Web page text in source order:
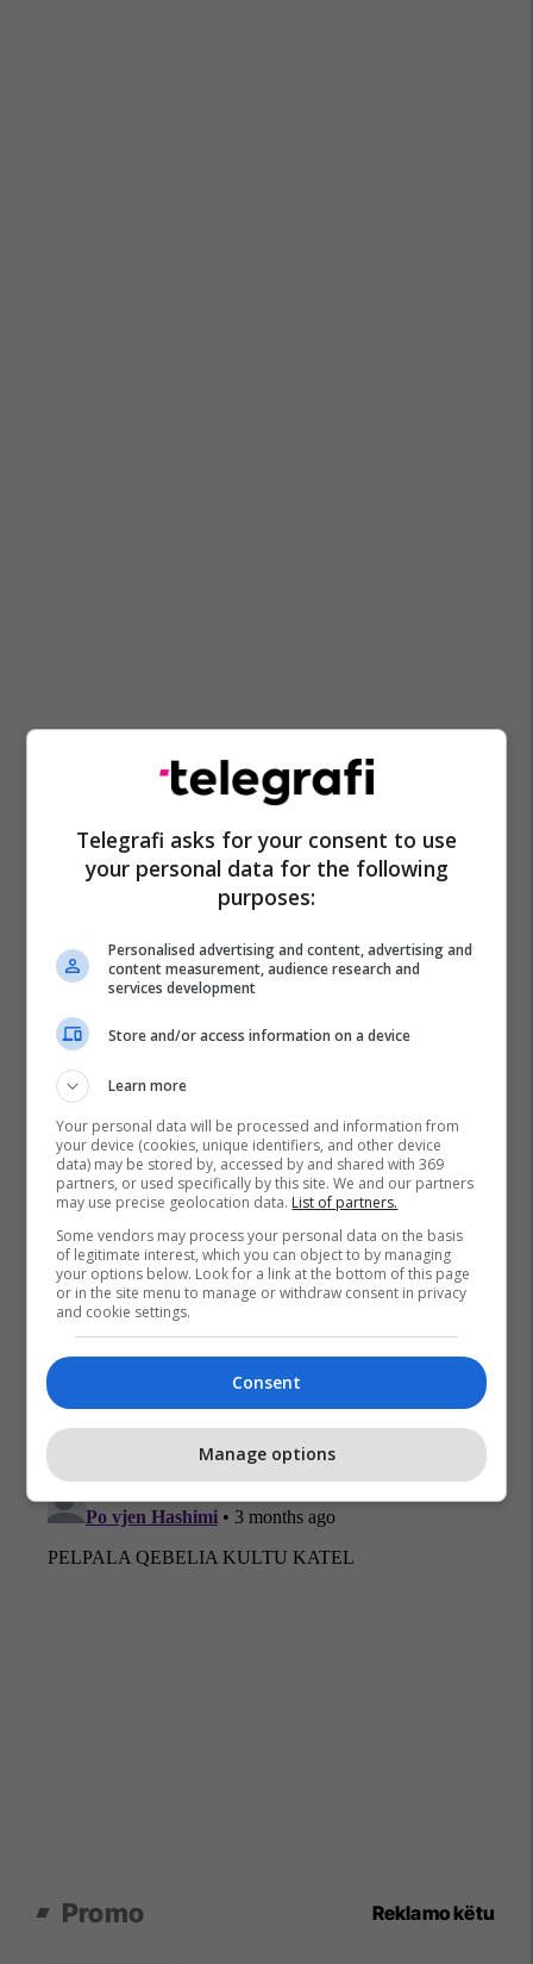
Çmimet E Naftës
Promo Reklamo këtu
Telegrafi asks for your consent to use
your personal data for the following
purposes:
Personalised advertising and content, advertising and
content measurement, audience research and
services development
Store and/or access information on a device
Learn more
Your personal data will be processed and information from
your device (cookies, unique identifiers, and other device
data) may be stored by, accessed by and shared with 369
partners, or used specifically by this site. We and our partners
may use precise geolocation data. List of partners.
Some vendors may process your personal data on the basis
of legitimate interest, which you can object to by managing
your options below. Look for a link at the bottom of this page
or in the site menu to manage or withdraw consent in privacy
and cookie settings.
Consent
Manage options